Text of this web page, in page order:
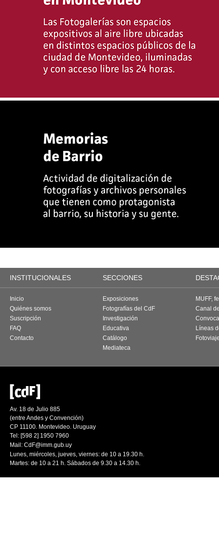
INSTITUCIONALES SECCIONES
Inicio
Quiénes somos
Suscripción
FAQ
Contacto
Exposiciones
Fotografías del CdF
Investigación
Educativa
Catálogo
Mediateca
MUFF,
Canal
Líneas
Av. 18 de Julio 885
(entre Andes y Convención)
CP 11100. Montevideo. Uruguay
Tel: [598 2] 1950 7960
Mail: CdF@imm.gub.uy
Lunes, miércoles, jueves, viernes: de 10 a 19.30 h.
Martes: de 10 a 21 h. Sábados de 9.30 a 14.30 h.